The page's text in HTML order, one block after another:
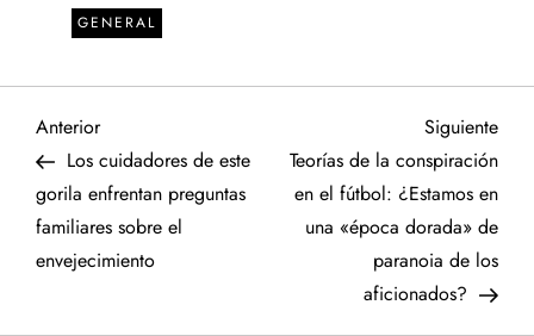
GENERAL
N
a
v
Entrada
anterior
Anterior
Los cuidadores de este
gorila enfrentan preguntas
familiares sobre el
envejecimiento
Siguiente
Teorías de la conspiración
en el fútbol: ¿Estamos en
una «época dorada» de
paranoia de los
aficionados?